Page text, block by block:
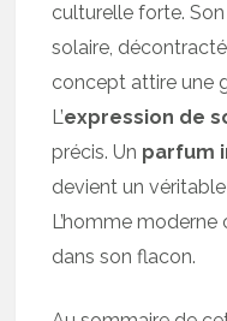
culturelle forte.
solaire,
concept attire une
L’expression de
précis. Un parfum
devient un
L’homme
dans son flacon.